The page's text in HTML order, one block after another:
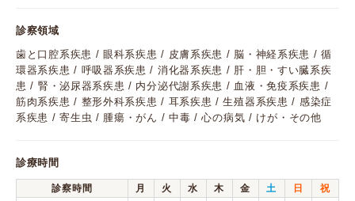
診察領域
歯と口腔系疾患 / 眼科系疾患 / 皮膚系疾患 / 脳・神経系疾患 / 循
環器系疾患 / 呼吸器系疾患 / 消化器系疾患 / 肝・胆・すい臓系疾
患 / 腎・泌尿器系疾患 / 内分泌代謝系疾患 / 血液・免疫系疾患 /
筋肉系疾患 / 整形外科系疾患 / 耳系疾患 / 生殖器系疾患 / 感染症
系疾患 / 寄生虫 / 腫瘍・がん / 中毒 / 心の病気 / けが・その他
診療時間
診察時間 月 火 水 木 金 土 日
祝